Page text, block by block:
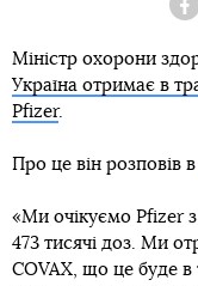
Міністр охорони
Україна отримає в
Pfizer.
Про це він розповів в
«Ми очікуємо Pfizer
473 тисячі доз. Ми
COVAX, що це буде в